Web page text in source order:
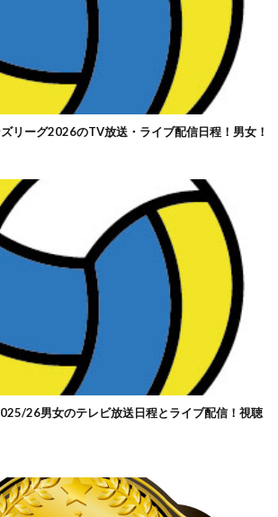
ズリーグ2026のTV放送・ライブ配信日程！男女！
26男女のテレビ放送日程とライブ配信！視聴